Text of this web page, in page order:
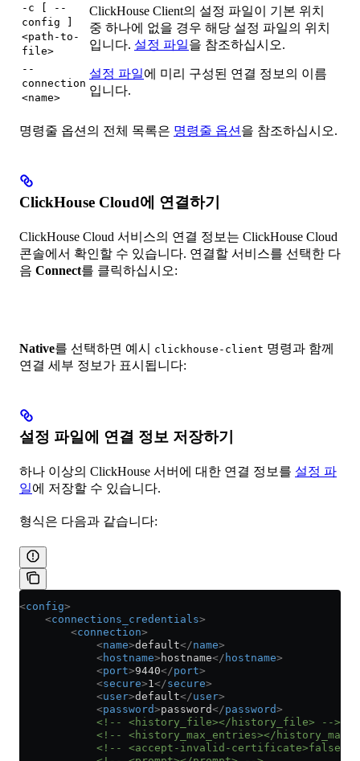
-c [ --
config ]
<path-to-
file>
ClickHouse Client의 설정 파일이 기본 위치
중 하나에 없을 경우 해당 설정 파일의 위치
입니다. 설정 파일을 참조하십시오.
--
connection
<name>
설정 파일에 미리 구성된 연결 정보의 이름
입니다.
명령줄 옵션의 전체 목록은 명령줄 옵션 을 참조하십시오.
ClickHouse Cloud에 연결하기
ClickHouse Cloud 서비스의 연결 정보는 ClickHouse Cloud
콘솔에서 확인할 수 있습니다. 연결할 서비스를 선택한 다
음 Connect를 클릭하십시오:
Native를 선택하면 예시 clickhouse-client 명령과 함께
연결 세부 정보가 표시됩니다:
설정 파일에 연결 정보 저장하기
하나 이상의 ClickHouse 서버에 대한 연결 정보를 설정 파
일에 저장할 수 있습니다.
형식은 다음과 같습니다:
<config>
    <
connections_credentials>
        <
connection>
            <
name>default</name>
            <
hostname> hostname</ hostname>
            <
port>9440</port>
            <
secure>1 </secure>
            <
user>default</user>
            <
password>password</password>
            <!-- <history_file></history_file> -->
<!-- <history_max_entries></
<!-- <accept-invalid-